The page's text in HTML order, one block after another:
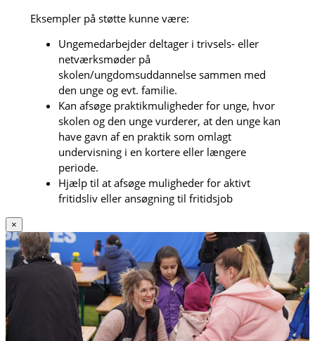
Eksempler på støtte kunne være:
Ungemedarbejder deltager i trivsels- eller
netværksmøder på
skolen/ungdomsuddannelse sammen med
den unge og evt. familie.
Kan afsøge praktikmuligheder for unge, hvor
skolen og den unge vurderer, at den unge kan
have gavn af en praktik som omlagt
undervisning i en kortere eller længere
periode.
Hjælp til at afsøge muligheder for aktivt
fritidsliv eller ansøgning til fritidsjob
×